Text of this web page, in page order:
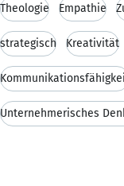
Theologie Empathie
strategisch Kreativität
Unternehmerisches